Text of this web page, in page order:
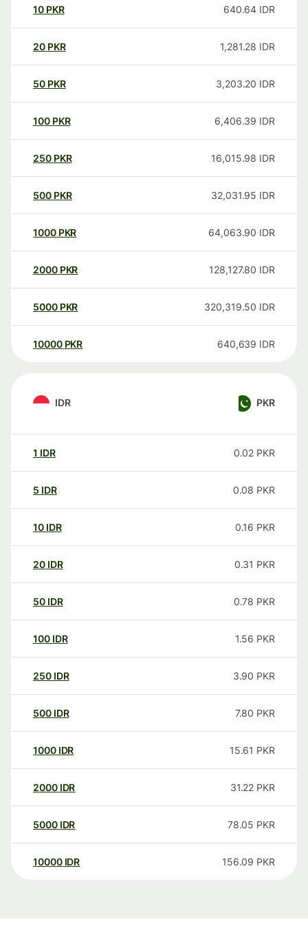
10 PKR 640.64 IDR
20 PKR 1,281.28 IDR
50 PKR 3,203.20 IDR
100 PKR 6,406.39 IDR
250 PKR 16,015.98 IDR
500 PKR 32,031.95 IDR
1000 PKR 64,063.90 IDR
2000 PKR 128,127.80 IDR
5000 PKR 320,319.50 IDR
10000 PKR 640,639 IDR
IDR PKR
1 IDR 0.02 PKR
5 IDR 0.08 PKR
10 IDR 0.16 PKR
20 IDR 0.31 PKR
50 IDR 0.78 PKR
100 IDR 1.56 PKR
250 IDR 3.90 PKR
500 IDR 7.80 PKR
1000 IDR 15.61 PKR
2000 IDR 31.22 PKR
5000 IDR 78.05 PKR
10000 IDR 156.09 PKR